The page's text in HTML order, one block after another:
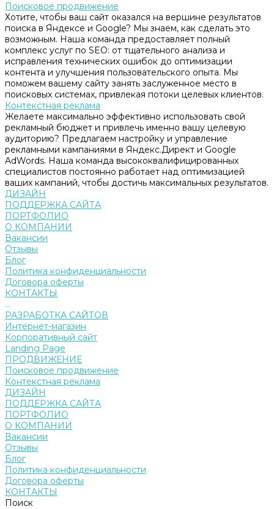
Поисковое продвижение
Хотите, чтобы ваш сайт оказался на вершине результатов
поиска в Яндексе и Google? Мы знаем, как сделать это
возможным. Наша команда предоставляет полный
комплекс услуг по SEO: от тщательного анализа и
исправления технических ошибок до оптимизации
контента и улучшения пользовательского опыта. Мы
поможем вашему сайту занять заслуженное место в
поисковых системах, привлекая потоки целевых клиентов.
Контекстная реклама
Желаете максимально эффективно использовать свой
рекламный бюджет и привлечь именно вашу целевую
аудиторию? Предлагаем настройку и управление
рекламными кампаниями в Яндекс.Директ и Google
AdWords. Наша команда высококвалифицированных
специалистов постоянно работает над оптимизацией
ваших кампаний, чтобы достичь максимальных результатов.
ДИЗАЙН
ПОДДЕРЖКА САЙТА
ПОРТФОЛИО
О КОМПАНИИ
Вакансии
Отзывы
Блог
Политика конфиденциальности
Договора оферты
КОНТАКТЫ
...
РАЗРАБОТКА САЙТОВ
Интернет-магазин
Корпоративный сайт
Landing Page
ПРОДВИЖЕНИЕ
Поисковое продвижение
Контекстная реклама
ДИЗАЙН
ПОДДЕРЖКА САЙТА
ПОРТФОЛИО
О КОМПАНИИ
Вакансии
Отзывы
Блог
Политика конфиденциальности
Договора оферты
КОНТАКТЫ
Поиск